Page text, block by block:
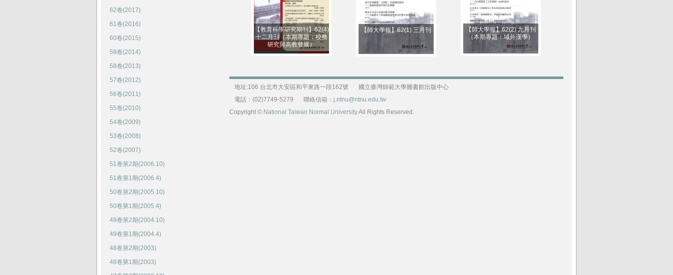
62卷(2017)
61卷(2016)
60卷(2015)
59卷(2014)
58卷(2013)
57卷(2012)
56卷(2011)
55卷(2010)
54卷(2009)
53卷(2008)
52卷(2007)
51卷第2期(2006.10)
51卷第1期(2006.4)
50卷第2期(2005.10)
50卷第1期(2005.4)
49卷第2期(2004.10)
49卷第1期(2004.4)
48卷第2期(2003)
48卷第1期(2003)
【教育科學研究期刊】62(4)
十二月刊（本期專題：校務
研究與高教發展）
【師大學報】62(1) 三月刊
【師大學報】62(2) 九月刊
（本期專題：域外漢學）
地址:106 台北市大安區和平東路一段162號
國立臺灣師範大學圖書館出版中心
電話：(02)7749-5279
聯絡信箱： j.ntnu@ntnu.edu.tw
Copyright © National Taiwan Normal UniversityAll Rights Reserved.